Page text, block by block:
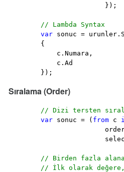
                        });
// Lambda Syntax
var sonuc =
        {
            c.Numara,
            c.Ad
        });
Sıralama (Order)
// Dizi tersten
var sonuc = ( from c
// Birden fazla
// İlk olarak değere,